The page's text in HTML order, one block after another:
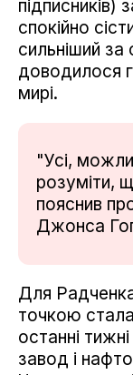
підписників)
спокійно
сильніший
доводилося
мирі.
"Усі,
розуміти,
пояснив
Джонса
Для
точкою стала
останні
завод і